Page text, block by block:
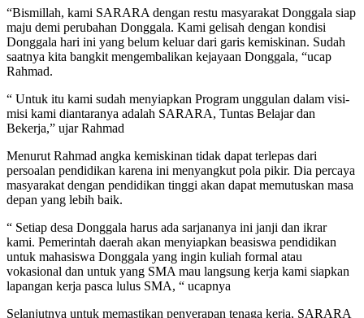
“Bismillah, kami SARARA dengan restu masyarakat Donggala siap
maju demi perubahan Donggala. Kami gelisah dengan kondisi
Donggala hari ini yang belum keluar dari garis kemiskinan. Sudah
saatnya kita bangkit mengembalikan kejayaan Donggala, “ucap
Rahmad.
“ Untuk itu kami sudah menyiapkan Program unggulan dalam visi-
misi kami diantaranya adalah SARARA, Tuntas Belajar dan
Bekerja,” ujar Rahmad
Menurut Rahmad angka kemiskinan tidak dapat terlepas dari
persoalan pendidikan karena ini menyangkut pola pikir. Dia percaya
masyarakat dengan pendidikan tinggi akan dapat memutuskan masa
depan yang lebih baik.
“ Setiap desa Donggala harus ada sarjananya ini janji dan ikrar
kami. Pemerintah daerah akan menyiapkan beasiswa pendidikan
untuk mahasiswa Donggala yang ingin kuliah formal atau
vokasional dan untuk yang SMA mau langsung kerja kami siapkan
lapangan kerja pasca lulus SMA, “ ucapnya
Selanjutnya untuk memastikan penyerapan tenaga kerja, SARARA